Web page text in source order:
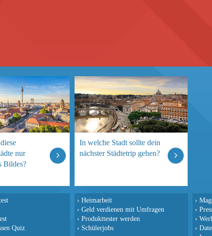
nur
Bildes?
In welche Stadt sollte dein
nächster Städtetrip gehen?
Quiz
› Heimarbeit
› Geld verdienen mit Umfragen
› Produkttester werden
› Schülerjobs
›
›
›
›